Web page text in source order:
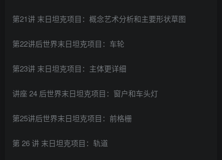
第21讲 末日坦克项目：概念艺术分析和主要形状草图
第22讲后世界末日坦克项目：车轮
第23讲 末日坦克项目：主体更详细
讲座 24 后世界末日坦克项目：窗户和车头灯
第25讲后世界末日坦克项目：前格栅
第 26 讲 末日坦克项目：轨道